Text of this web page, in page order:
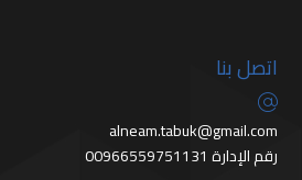
اتصل بنا
alneam.tabuk@gmail.com
رقم الإدارة 00966559751131